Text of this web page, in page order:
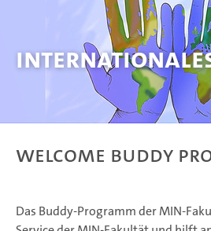
Welcome Buddy
Das Buddy-Programm der MIN-